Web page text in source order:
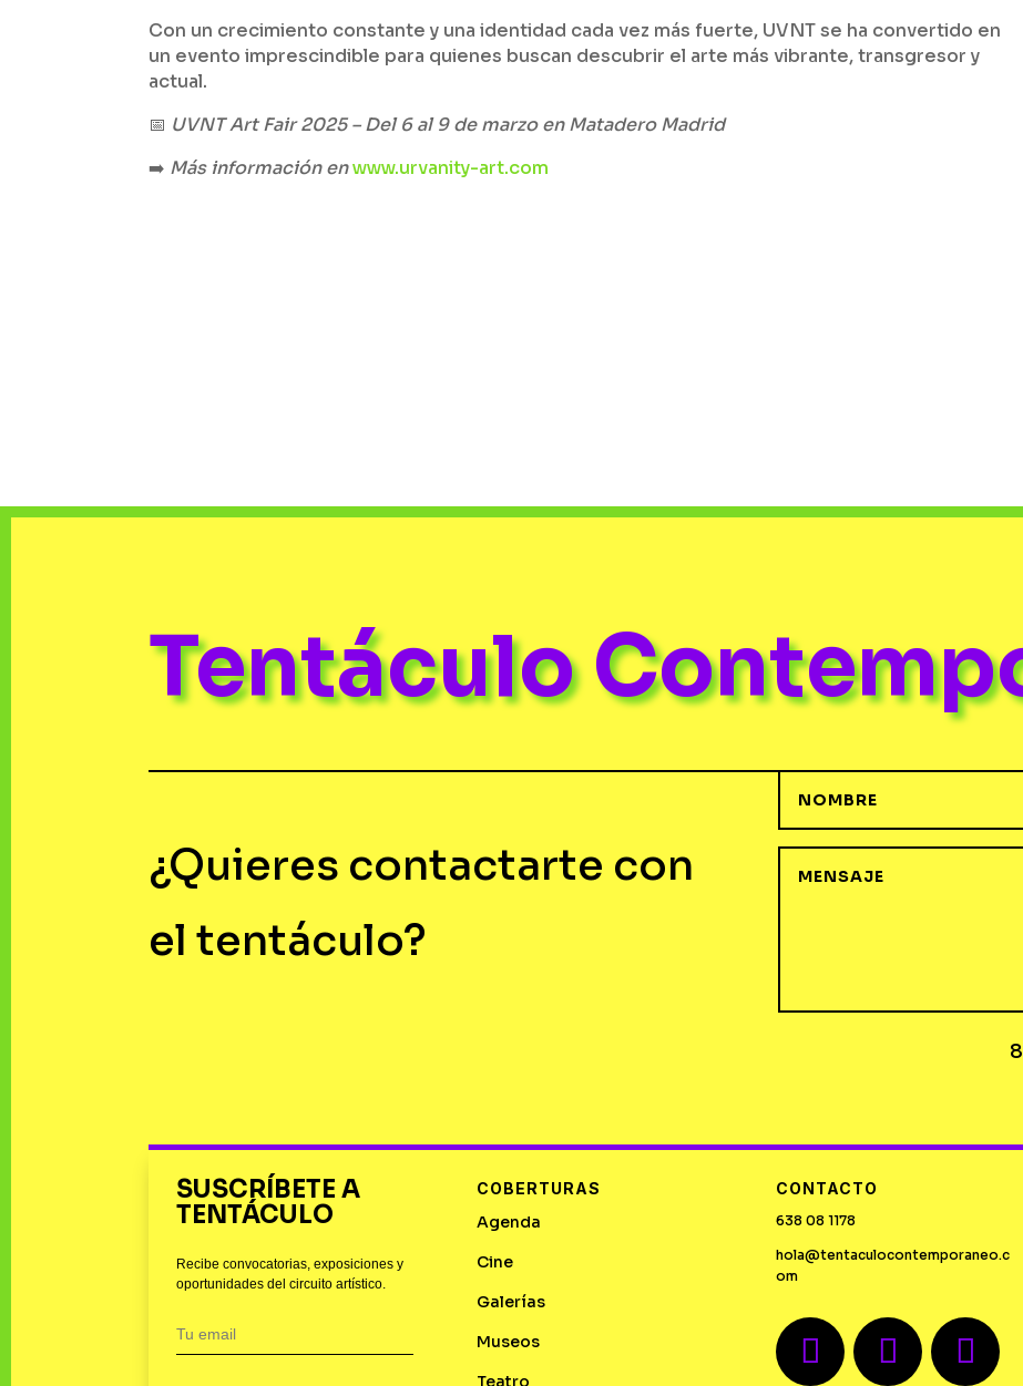
Con un crecimiento constante y una identidad cada vez más fuerte, UVNT se ha convertido en
un evento imprescindible para quienes buscan descubrir el arte más vibrante, transgresor y
actual.
📅 UVNT Art Fair 2025 – Del 6 al 9 de marzo en Matadero Madrid
➡️ Más información enwww.urvanity-art.com
Tentáculo
¿Quieres contactarte con
el tentáculo?
SUSCRÍBETE A
TENTÁCULO
Recibe convocatorias, exposiciones y
oportunidades del circuito artístico.
COBERTURAS
Agenda
Cine
Galerías
Museos
Teatro
CONTACTO
638 08 1178
hola@tentaculocontemporaneo.c
om